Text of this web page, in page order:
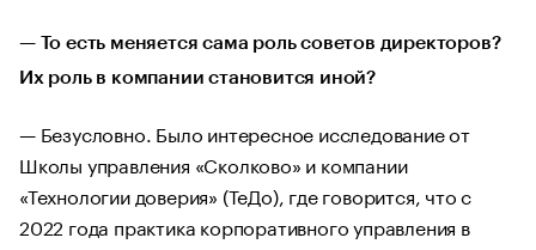
— То есть меняется сама роль советов директоров?
Их роль в компании становится иной?
— Безусловно. Было интересное исследование от
Школы управления «Сколково» и компании
«Технологии доверия» (ТеДо), где говорится, что с
2022 года практика корпоративного управления в